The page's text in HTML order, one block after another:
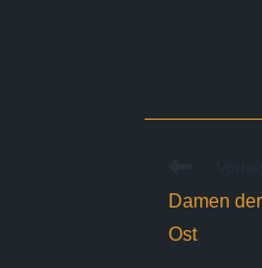
ansehen
Damen
Ost